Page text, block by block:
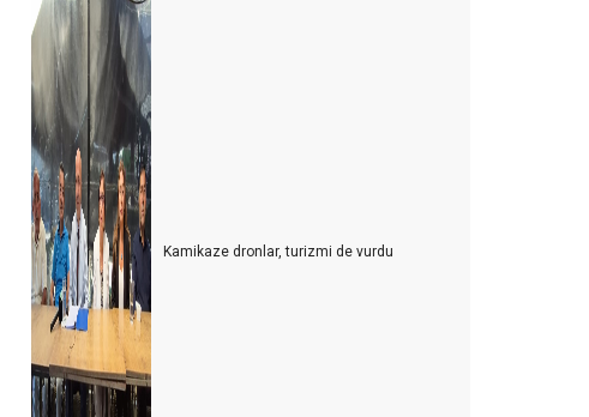
Kamikaze dronlar, turizmi de vurdu